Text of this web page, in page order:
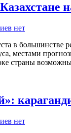
нет
в большинстве
местами
страны
нет